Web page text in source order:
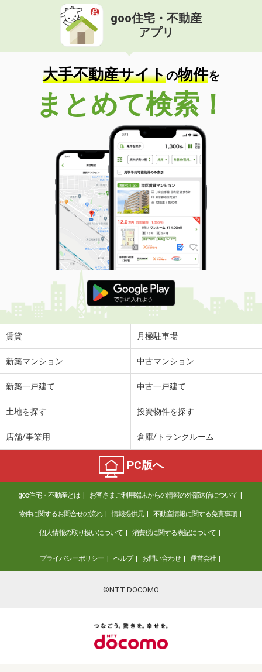
goo住宅・不動産
アプリ
大手不動産サイトの物件を
まとめて検索！
賃貸 月極駐車場
新築マンション 中古マンション
新築一戸建て 中古一戸建て
土地を探す 投資物件を探す
店舗/事業用 倉庫/トランクルーム
PC版へ
goo住宅・不動産とは お客さまご利用端末からの情報の外部送信について
物件に関するお問合せの流れ 情報提供元 不動産情報に関する免責事項
個人情報の取り扱いについて 消費税に関する表記について
プライバシーポリシー ヘルプ お問い合わせ 運営会社
©NTT DOCOMO